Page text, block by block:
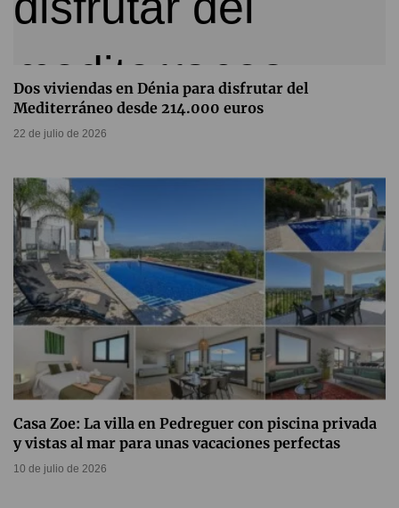
Dos viviendas en Dénia para disfrutar del
Mediterráneo desde 214.000 euros
22 de julio de 2026
Casa Zoe: La villa en Pedreguer con piscina privada
y vistas al mar para unas vacaciones perfectas
10 de julio de 2026